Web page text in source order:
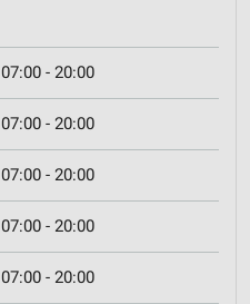
07:00 - 20:00
07:00 - 20:00
07:00 - 20:00
07:00 - 20:00
07:00 - 20:00